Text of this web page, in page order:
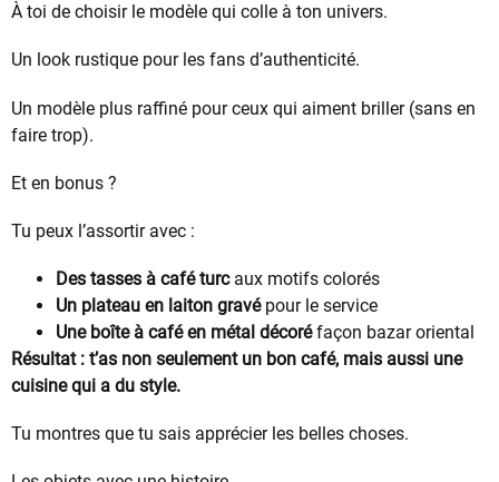
À toi de choisir le modèle qui colle à ton univers.
Un look rustique pour les fans d’authenticité.
Un modèle plus raffiné pour ceux qui aiment briller (sans en
faire trop).
Et en bonus ?
Tu peux l’assortir avec :
Des tasses à café turcaux motifs colorés
Un plateau en laiton gravépour le service
Une boîte à café en métal décoréfaçon bazar oriental
Résultat : t’as non seulement un bon café, mais aussi une
cuisine qui a du style.
Tu montres que tu sais apprécier les belles choses.